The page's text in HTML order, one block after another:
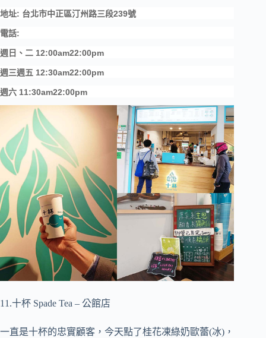
地址: 台北市中正區汀州路三段239號
電話:
週日、二 12:00am22:00pm
週三週五 12:30am22:00pm
週六 11:30am22:00pm
11.十杯 Spade Tea – 公館店
一直是十杯的忠實顧客，今天點了桂花凍綠奶歐蕾(冰)，